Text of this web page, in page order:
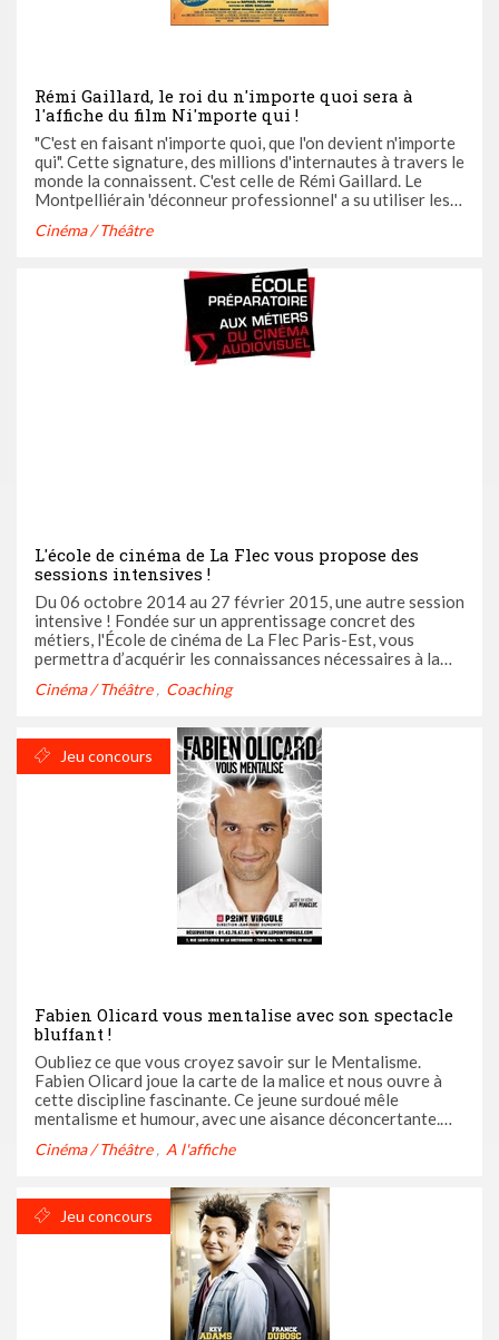
Rémi Gaillard, le roi du n'importe quoi sera à
l'affiche du film Ni'mporte qui !
"C'est en faisant n'importe quoi, que l'on devient n'importe
qui". Cette signature, des millions d'internautes à travers le
monde la connaissent. C'est celle de Rémi Gaillard. Le
Montpelliérain 'déconneur professionnel' a su utiliser les
rire la terre (presque) entière. Car du grand ...
Cinéma / Théâtre
L'école de cinéma de La Flec vous propose des
sessions intensives !
Du 06 octobre 2014 au 27 février 2015, une autre session
intensive ! Fondée sur un apprentissage concret des
métiers, l'École de cinéma de La Flec Paris-Est, vous
permettra d’acquérir les connaissances nécessaires à la
documentaire en découvrant l’ensemble des métiers du
Cinéma / Théâtre Coaching
Jeu concours
Fabien Olicard vous mentalise avec son spectacle
bluffant !
Oubliez ce que vous croyez savoir sur le Mentalisme.
Fabien Olicard joue la carte de la malice et nous ouvre à
cette discipline fascinante. Ce jeune surdoué mêle
mentalisme et humour, avec une aisance déconcertante.
et outrageusement bluffant, un spectacle qui vous fera ...
Cinéma / Théâtre A l'affiche
Jeu concours